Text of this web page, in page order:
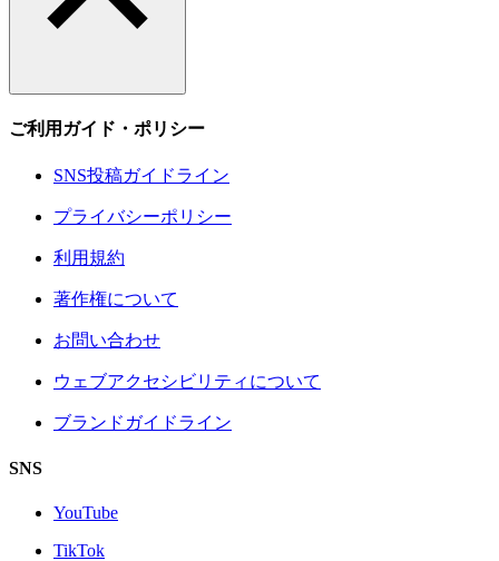
ご利用ガイド・ポリシー
SNS投稿ガイドライン
プライバシーポリシー
利用規約
著作権について
お問い合わせ
ウェブアクセシビリティについて
ブランドガイドライン
SNS
YouTube
TikTok